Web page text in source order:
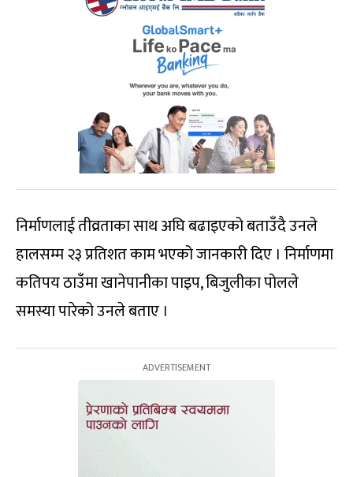
निर्माणलाई तीव्रताका साथ अघि बढाइएको बताउँदै उनले
हालसम्म २३ प्रतिशत काम भएको जानकारी दिए । निर्माणमा
कतिपय ठाउँमा खानेपानीका पाइप, बिजुलीका पोलले
समस्या पारेको उनले बताए ।